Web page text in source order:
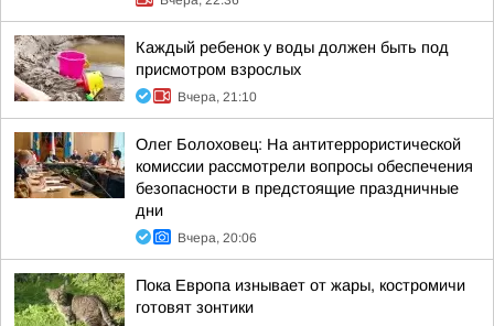
Каждый ребенок у воды должен быть под
присмотром взрослых
Вчера, 21:10
Олег Болоховец: На антитеррористической
комиссии рассмотрели вопросы обеспечения
безопасности в предстоящие праздничные
дни
Вчера, 20:06
Пока Европа изнывает от жары, костромичи
готовят зонтики